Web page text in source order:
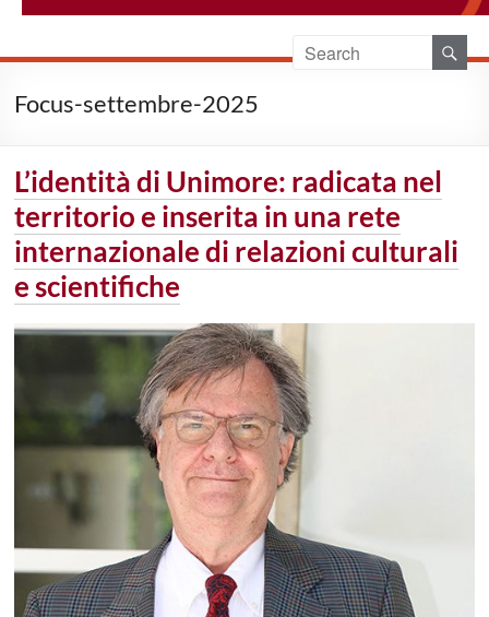
Focus-settembre-2025
L’identità di Unimore: radicata nel
territorio e inserita in una rete
internazionale di relazioni culturali
e scientifiche